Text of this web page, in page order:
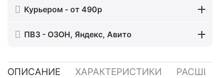
Курьером - от 490р
ПВЗ - ОЗОН, Яндекс, Авито
ОПИСАНИЕ ХАРАКТЕРИСТИКИ